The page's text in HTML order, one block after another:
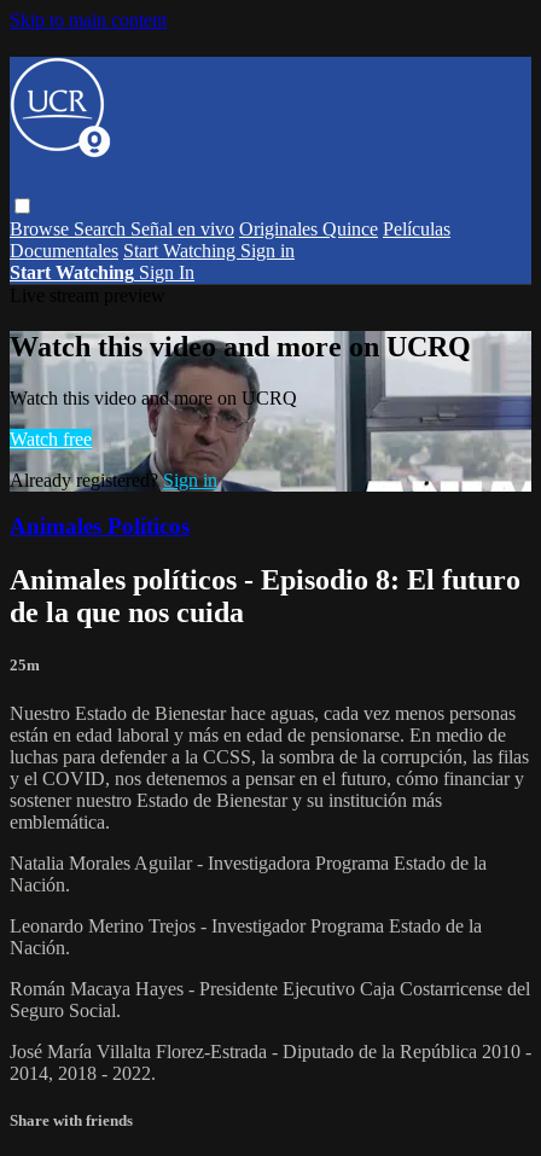
Skip to main content
Browse Search Señal en vivo Originales Quince Películas
Documentales Start Watching Sign in
Start Watching Sign In
Watch this video and more on UCRQ
Watch this video and more on UCRQ
Watch free
Already registered?Sign in
Animales Políticos
Animales políticos - Episodio 8: El futuro
de la que nos cuida
25m
Nuestro Estado de Bienestar hace aguas, cada vez menos personas
están en edad laboral y más en edad de pensionarse. En medio de
luchas para defender a la CCSS, la sombra de la corrupción, las filas
y el COVID, nos detenemos a pensar en el futuro, cómo financiar y
sostener nuestro Estado de Bienestar y su institución más
emblemática.
Natalia Morales Aguilar - Investigadora Programa Estado de la
Nación.
Leonardo Merino Trejos - Investigador Programa Estado de la
Nación.
Román Macaya Hayes - Presidente Ejecutivo Caja Costarricense del
Seguro Social.
José María Villalta Florez-Estrada - Diputado de la República 2010 -
2014, 2018 - 2022.
Share with friends